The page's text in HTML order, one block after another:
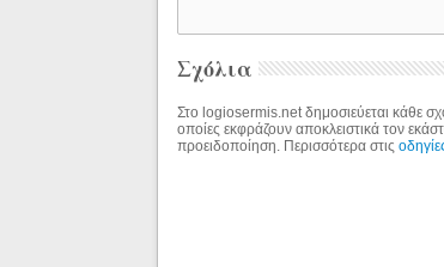
Σχόλια
Στο logiosermis.net δημοσιεύεται κάθε
οποίες εκφράζουν αποκλειστικά τον
προειδοποίηση. Περισσότερα στις